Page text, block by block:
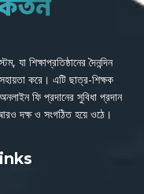
শিক্ষাপ্রতিষ্ঠানের দৈনন্দিন
করে। এটি ছাত্র-শিক্ষক
ফি প্রদানের সুবিধা প্রদান
আরও দক্ষ ও সংগঠিত হয়ে ওঠে।